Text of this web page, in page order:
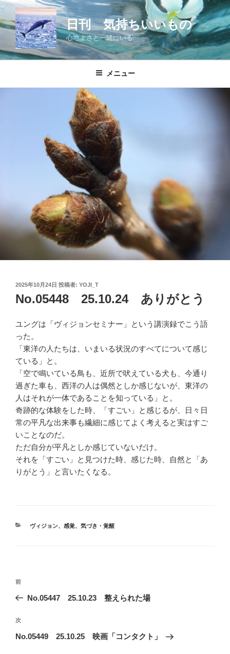
コ
ン
テ
ツ
日刊 気持ちいいもの
心地よさと一緒にいる
メニュー
投
稿
日:
2025年10月24日 投稿者: YOJI_T
No.05448 25.10.24 ありがとう
ユングは「ヴィジョンセミナー」という講演録でこう語
った。
「東洋の人たちは、いまいる状況のすべてについて感じ
ている」と。
「空で鳴いている鳥も、近所で吠えている犬も、今通り
過ぎた車も、西洋の人は偶然としか感じないが、東洋の
人はそれが一体であることを知っている」と。
奇跡的な体験をした時、「すごい」と感じるが、日々日
常の平凡な出来事も繊細に感じてよく考えると実はすご
いことなのだ。
ただ自分が平凡としか感じていないだけ。
それを「すごい」と見つけた時、感じた時、自然と「あ
りがとう」と言いたくなる。
カ
ヴィジョン、 感覚、 気づき・覚醒
投
ビ
ゲ
前
の
稿
前
No.05447 25.10.23 整えられた場
次
の
次
No.05449 25.10.25 映画「コンタクト」